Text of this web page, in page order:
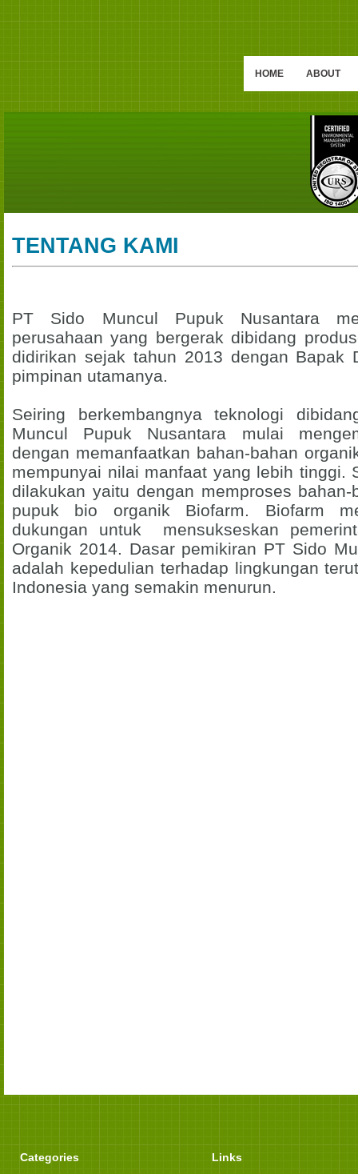
HOME ABOUT
TENTANG KAMI
PT Sido Muncul Pupuk Nusantara
perusahaan yang bergerak dibidang
didirikan sejak tahun 2013 dengan Bapak
pimpinan utamanya.
Seiring berkembangnya teknologi
Muncul Pupuk Nusantara mulai
dengan memanfaatkan bahan-bahan
mempunyai nilai manfaat yang lebih tinggi.
dilakukan yaitu dengan memproses
pupuk bio organik Biofarm. Biofarm
dukungan untuk mensukseskan
Organik 2014. Dasar pemikiran PT Sido
adalah kepedulian terhadap lingkungan
Indonesia yang semakin menurun.
Categories Links